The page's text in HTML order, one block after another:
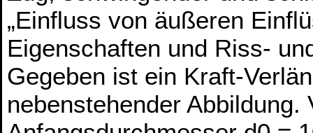
„Einfluss von äußeren
Eigenschaften und Riss-
Gegeben ist ein Kraft-
nebenstehender